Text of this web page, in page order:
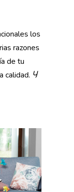
los
razones
de tu
calidad. Y